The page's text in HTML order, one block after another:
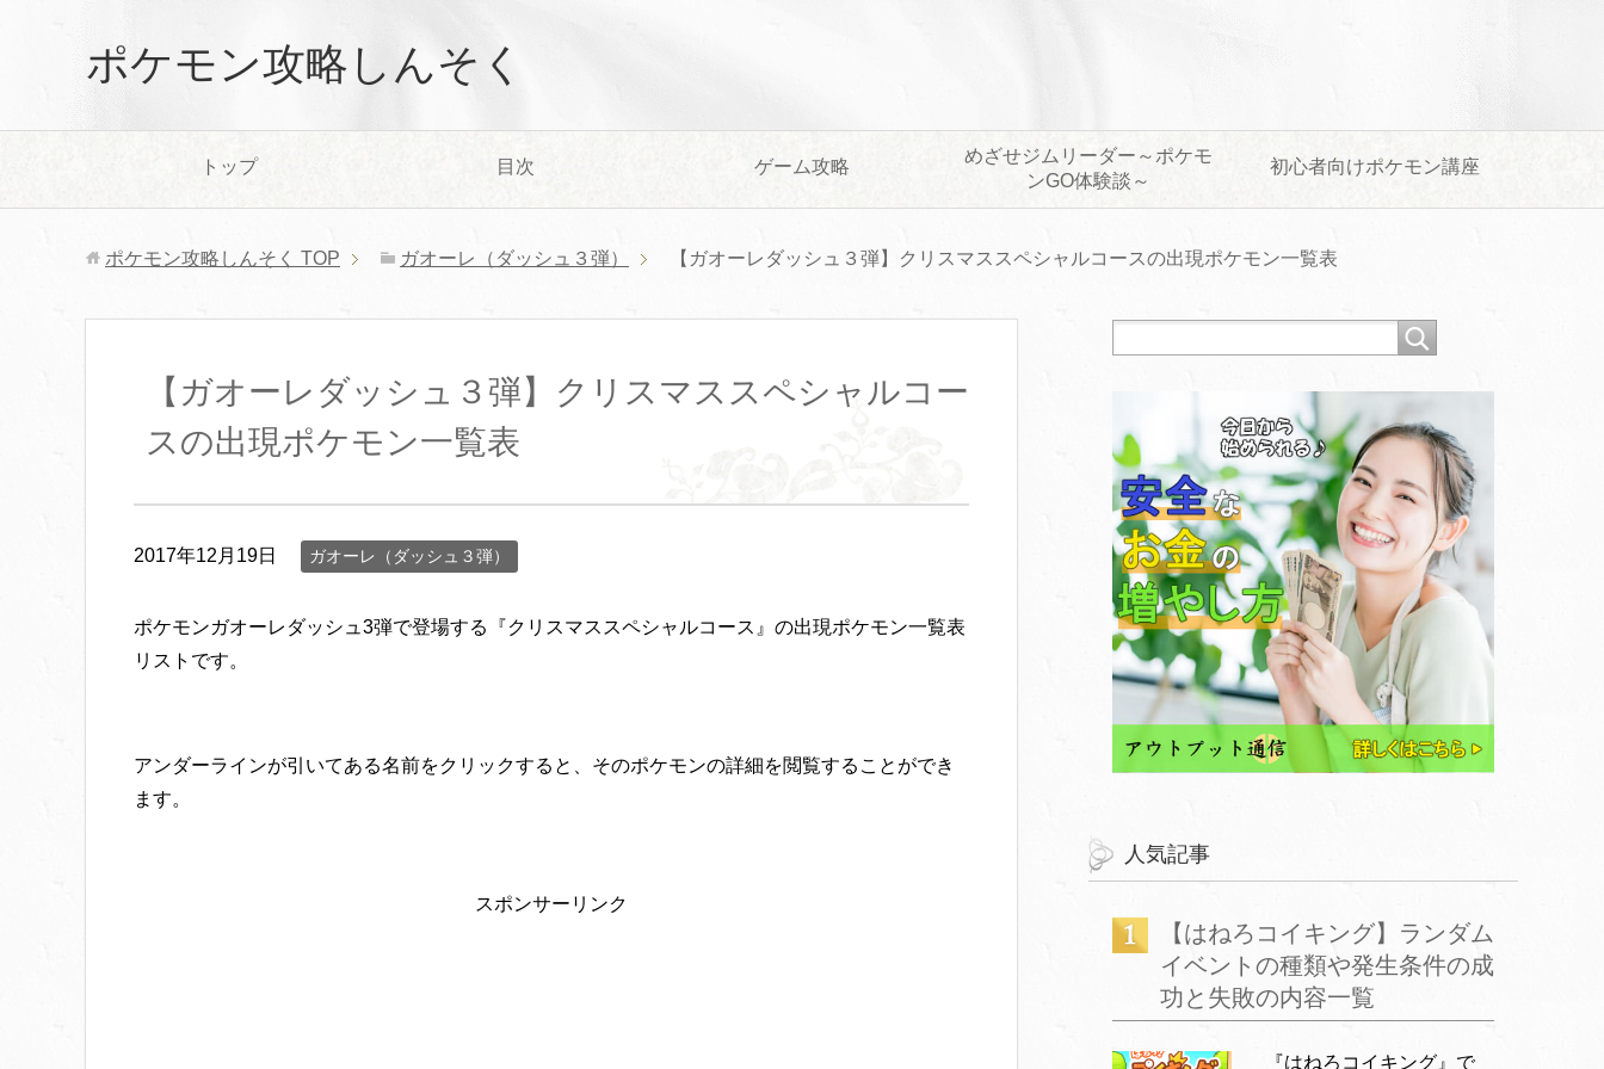
ポケモン攻略しんそく
トップ 目次 ゲーム攻略
めざせジムリーダー～ポケモ
ンGO体験談～
初心者向けポケモン講座
ポケモン攻略しんそく TOP ガオーレ（ダッシュ３弾） 【ガオーレダッシュ３弾】クリスマススペシャルコースの出現ポケモン一覧表
【ガオーレダッシュ３弾】クリスマススペシャルコー
スの出現ポケモン一覧表
2017年12月19日 ガオーレ（ダッシュ３弾）
ポケモンガオーレダッシュ3弾で登場する『クリスマススペシャルコース』の出現ポケモン一覧表
リストです。
アンダーラインが引いてある名前をクリックすると、そのポケモンの詳細を閲覧することができ
ます。
スポンサーリンク
人気記事
【はねろコイキング】ランダム
イベントの種類や発生条件の成
功と失敗の内容一覧
『はねろコイキング』で